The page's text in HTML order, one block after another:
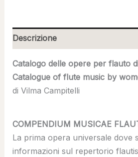
Descrizione
Catalogo delle opere per flauto
Catalogue of flute music by
di Vilma Campitelli
COMPENDIUM MUSICAE
La prima opera universale dove
informazioni sul repertorio